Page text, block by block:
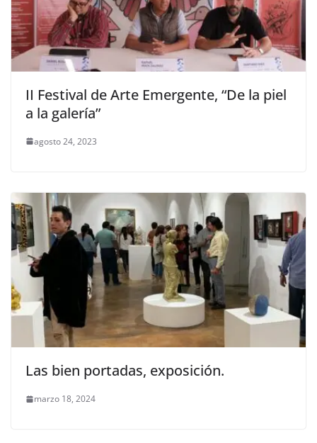
II Festival de Arte Emergente, “De la piel
a la galería”
agosto 24, 2023
Las bien portadas, exposición.
marzo 18, 2024